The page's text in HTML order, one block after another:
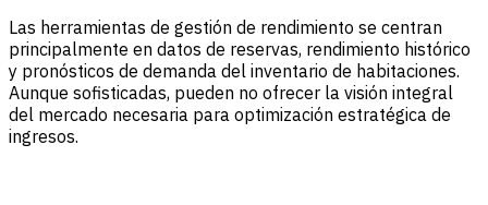
Las herramientas de gestión de rendimiento se centran
principalmente en datos de reservas, rendimiento histórico
y pronósticos de demanda del inventario de habitaciones.
Aunque sofisticadas, pueden no ofrecer la visión integral
del mercado necesaria para optimización estratégica de
ingresos.